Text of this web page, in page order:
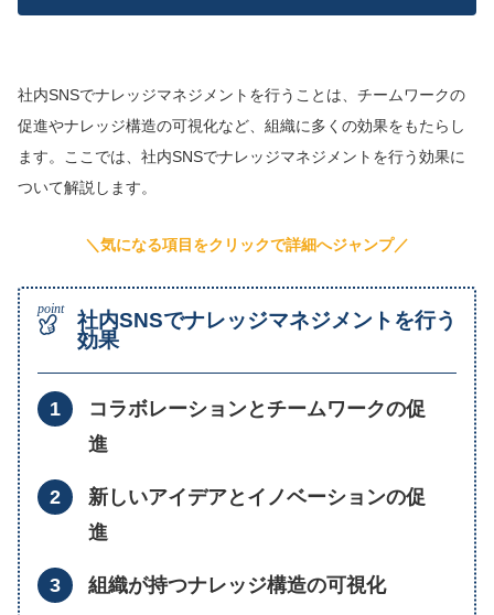
社内SNSでナレッジマネジメントを行うことは、チームワークの
促進やナレッジ構造の可視化など、組織に多くの効果をもたらし
ます。ここでは、社内SNSでナレッジマネジメントを行う効果に
ついて解説します。
＼気になる項目をクリックで詳細へジャンプ／
社内SNSでナレッジマネジメントを行う
効果
コラボレーションとチームワークの促
進
新しいアイデアとイノベーションの促
進
組織が持つナレッジ構造の可視化